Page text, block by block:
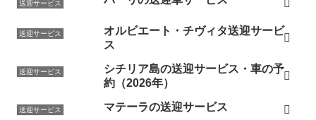
送迎サービス
送迎サービス
オルビエート・チヴィタ送迎サービ
ス
送迎サービス
シチリア島の送迎サービス・車の予
約（2026年）
送迎サービス マテーラの送迎サービス